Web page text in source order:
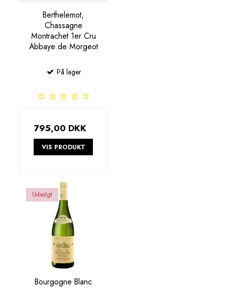
Berthelemot,
Chassagne
Montrachet 1er Cru
Abbaye de Morgeot
På lager
795,00 DKK
VIS PRODUKT
Udsolgt
Bourgogne Blanc